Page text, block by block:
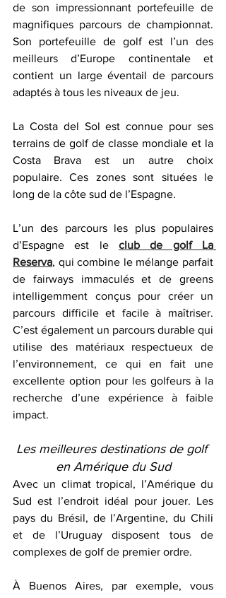
de son impressionnant portefeuille de
magnifiques parcours de championnat.
Son portefeuille de golf est l’un des
meilleurs d’Europe continentale et
contient un large éventail de parcours
adaptés à tous les niveaux de jeu.
La Costa del Sol est connue pour ses
terrains de golf de classe mondiale et la
Costa Brava est un autre choix
populaire. Ces zones sont situées le
long de la côte sud de l’Espagne.
L’un des parcours les plus populaires
d’Espagne est le
Reserva, qui combine le mélange parfait
de fairways immaculés et de greens
intelligemment conçus pour créer un
parcours difficile et facile à maîtriser.
C’est également un parcours durable qui
utilise des matériaux respectueux de
l’environnement, ce qui en fait une
excellente option pour les golfeurs à la
recherche d’une expérience à faible
impact.
Les meilleures destinations de golf
en Amérique du Sud
Avec un climat tropical, l’Amérique du
Sud est l’endroit idéal pour jouer. Les
pays du Brésil, de l’Argentine, du Chili
et de l’Uruguay disposent tous de
complexes de golf de premier ordre.
À Buenos Aires, par exemple, vous